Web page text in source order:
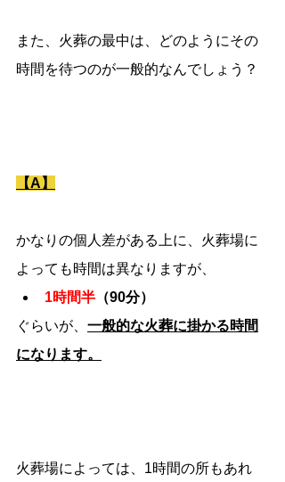
また、火葬の最中は、どのようにその
時間を待つのが一般的なんでしょう？
【A】
かなりの個人差がある上に、火葬場に
よっても時間は異なりますが、
1時間半 （90分）
ぐらいが、 一般的な火葬に掛かる時間
になります。
火葬場によっては、1時間の所もあれ